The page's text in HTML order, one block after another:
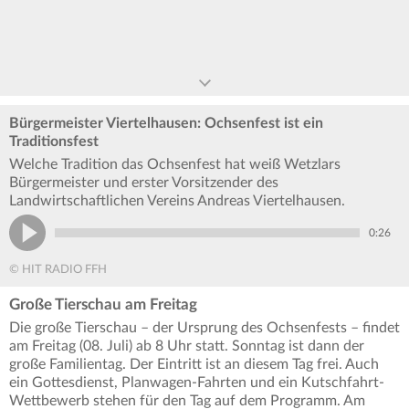
Bürgermeister Viertelhausen: Ochsenfest ist ein
Traditionsfest
Welche Tradition das Ochsenfest hat weiß Wetzlars
Bürgermeister und erster Vorsitzender des
Landwirtschaftlichen Vereins Andreas Viertelhausen.
0:26
© HIT RADIO FFH
Große Tierschau am Freitag
Die große Tierschau – der Ursprung des Ochsenfests – findet
am Freitag (08. Juli) ab 8 Uhr statt. Sonntag ist dann der
große Familientag. Der Eintritt ist an diesem Tag frei. Auch
ein Gottesdienst, Planwagen-Fahrten und ein Kutschfahrt-
Wettbewerb stehen für den Tag auf dem Programm. Am